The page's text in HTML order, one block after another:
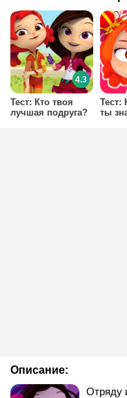
Описание:
Отряду
Тест: Кто твоя
лучшая подруга?
4.3
Тест:
ты